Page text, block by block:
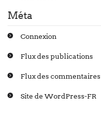
Méta
Connexion
Flux des publications
Flux des commentaires
Site de WordPress-FR